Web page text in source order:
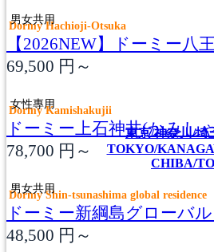
東京/神奈川/埼
TOKYO/
CHIBA/
男女共用
Dormy Hachioji-Otsuka
【2026NEW】ドーミー八
69,500 円～
女性專用
Dormy Kamishakujii
ドーミー上石神井(かみし
78,700 円～
男女共用
Dormy Shin-tsunashima global residence
ドーミー新綱島グローバ
48,500 円～